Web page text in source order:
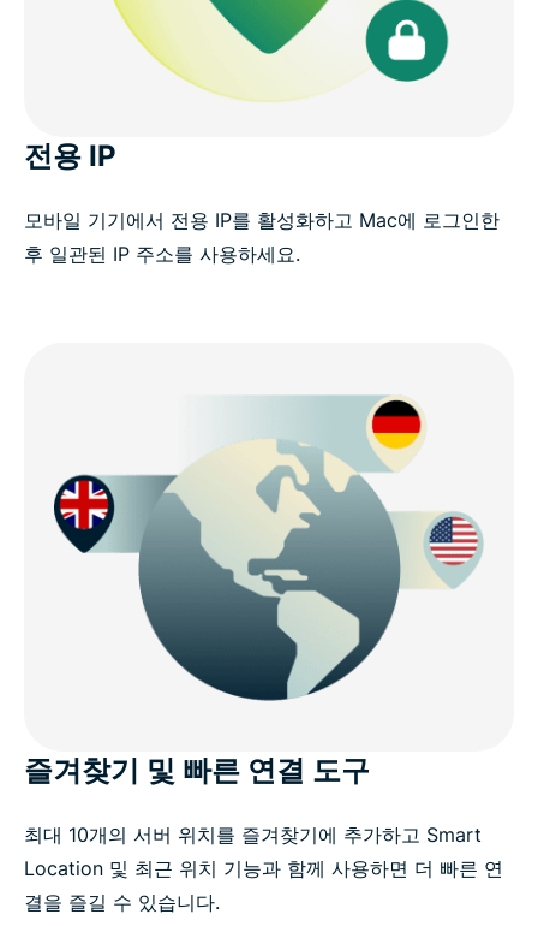
전용 IP
모바일 기기에서 전용 IP를 활성화하고 Mac에 로그인한
후 일관된 IP 주소를 사용하세요.
즐겨찾기 및 빠른 연결 도구
최대 10개의 서버 위치를 즐겨찾기에 추가하고 Smart
Location 및 최근 위치 기능과 함께 사용하면 더 빠른 연
결을 즐길 수 있습니다.